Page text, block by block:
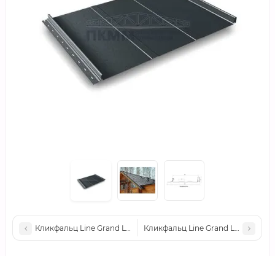
Кликфальц Line Grand Line 0,5 GreenCoat Pural BT, matt с
Кликфальц Line Grand Line 0,5